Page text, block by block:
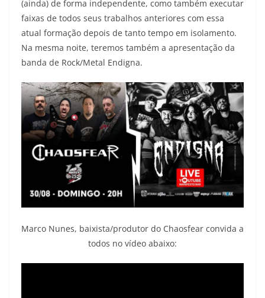
(ainda) de forma independente, como também executar
faixas de todos seus trabalhos anteriores com essa
atual formação depois de tanto tempo em isolamento.
Na mesma noite, teremos também a apresentação da
banda de Rock/Metal Endigna.
Marco Nunes, baixista/produtor do Chaosfear convida a
todos no vídeo abaixo: